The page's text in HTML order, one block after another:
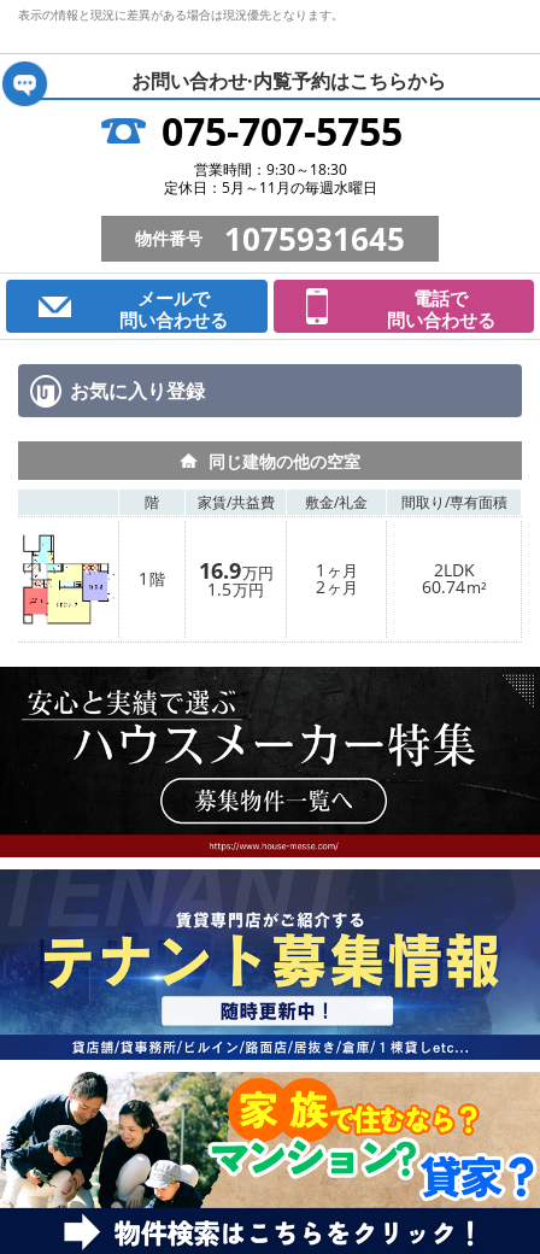
表示の情報と現況に差異がある場合は現況優先となります。
お問い合わせ·内覧予約はこちらから
075-707-5755
営業時間：9:30～18:30
定休日：5月～11月の毎週水曜日
物件番号 1075931645
メールで
問い合わせる
電話で
問い合わせる
お気に入り登録
同じ建物の他の空室
階 家賃/共益費 敷金/礼金 間取り/専有面積
1 階 16.9万円
1.5万円
1 ヶ月
2ヶ月
2LDK
60.74m²